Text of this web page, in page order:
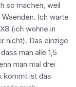
so machen, weil
Ich warte
(ich wohne in
nicht). Das einzige
man alle 1,5
man mal drei
kommt ist das